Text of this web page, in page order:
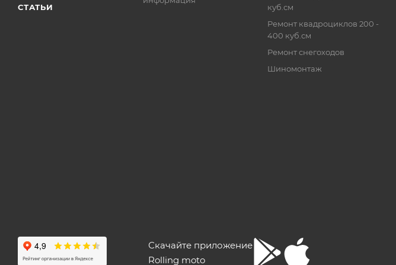
СТАТЬИ
куб.см
Ремонт квадроциклов 200 -
400 куб.см
Ремонт снегоходов
Шиномонтаж
Скачайте приложение
Rolling moto